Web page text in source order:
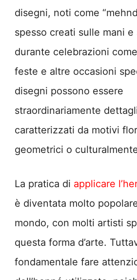
disegni, noti come
spesso creati sulle mani e
durante celebrazioni
feste e altre occasioni
disegni possono essere
straordinariamente
caratterizzati da motivi
geometrici o
La pratica di applicare
è diventata molto
mondo, con molti artisti
questa forma d’arte.
fondamentale fare